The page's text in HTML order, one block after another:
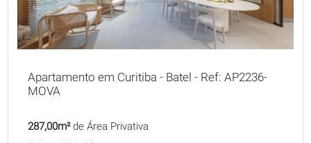
Apartamento em Curitiba - Batel - Ref: AP2236-
MOVA
287,00m²de Área Privativa